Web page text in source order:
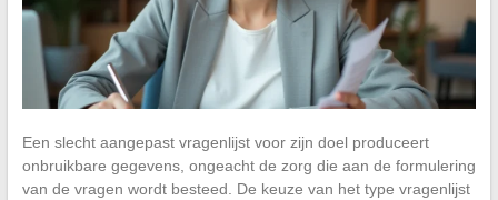
Een slecht aangepast vragenlijst voor zijn doel produceert
onbruikbare gegevens, ongeacht de zorg die aan de formulering
van de vragen wordt besteed. De keuze van het type vragenlijst